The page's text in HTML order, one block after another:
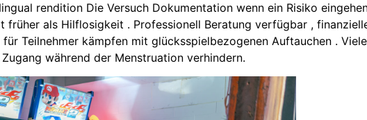
rendition Die Versuch Dokumentation wenn ein Risiko
früher als Hilflosigkeit . Professionell Beratung verfügbar ,
Teilnehmer kämpfen mit glücksspielbezogenen Auftauchen .
während der Menstruation verhindern.